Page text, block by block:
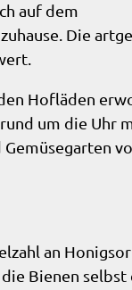
auf dem
Die
Hofläden
um die Uhr
an
Bienen selbst